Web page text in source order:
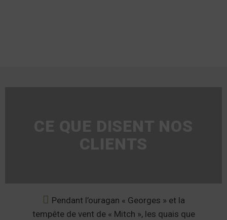
Pendant l’ouragan « Georges » et la
tempête de vent de « Mitch », les quais que